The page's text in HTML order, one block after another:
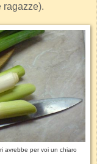
ragazze).
avrebbe per voi un chiaro